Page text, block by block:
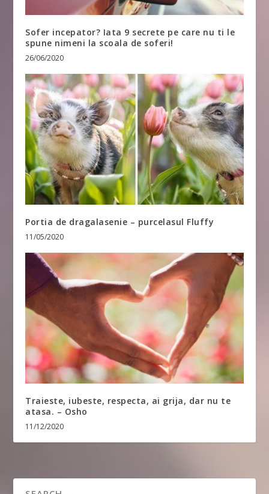
Sofer incepator? Iata 9 secrete pe care nu ti le
spune nimeni la scoala de soferi!
26/06/2020
Portia de dragalasenie – purcelasul Fluffy
11/05/2020
Traieste, iubeste, respecta, ai grija, dar nu te
atasa. – Osho
11/12/2020